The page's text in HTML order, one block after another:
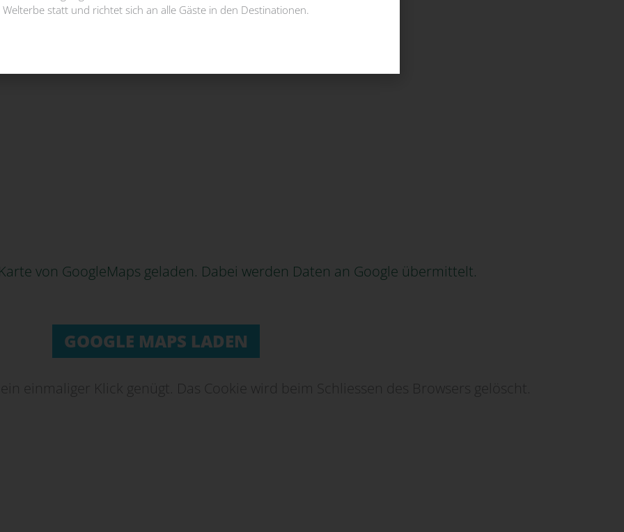
von GoogleMaps geladen. Dabei werden Daten an Google übermittelt.
GOOGLE MAPS LADEN
einmaliger Klick genügt. Das Cookie wird beim Schliessen des Browsers gelöscht.
Welterbe statt und richtet sich an alle Gäste in den Destinationen.